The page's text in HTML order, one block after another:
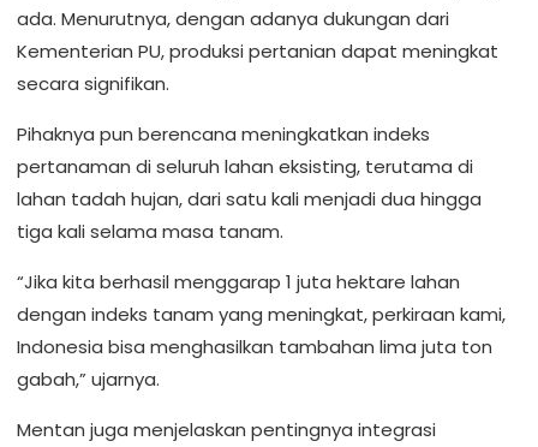
ada. Menurutnya, dengan adanya dukungan dari
Kementerian PU, produksi pertanian dapat meningkat
secara signifikan.
Pihaknya pun berencana meningkatkan indeks
pertanaman di seluruh lahan eksisting, terutama di
lahan tadah hujan, dari satu kali menjadi dua hingga
tiga kali selama masa tanam.
“Jika kita berhasil menggarap 1 juta hektare lahan
dengan indeks tanam yang meningkat, perkiraan kami,
Indonesia bisa menghasilkan tambahan lima juta ton
gabah,” ujarnya.
Mentan juga menjelaskan pentingnya integrasi